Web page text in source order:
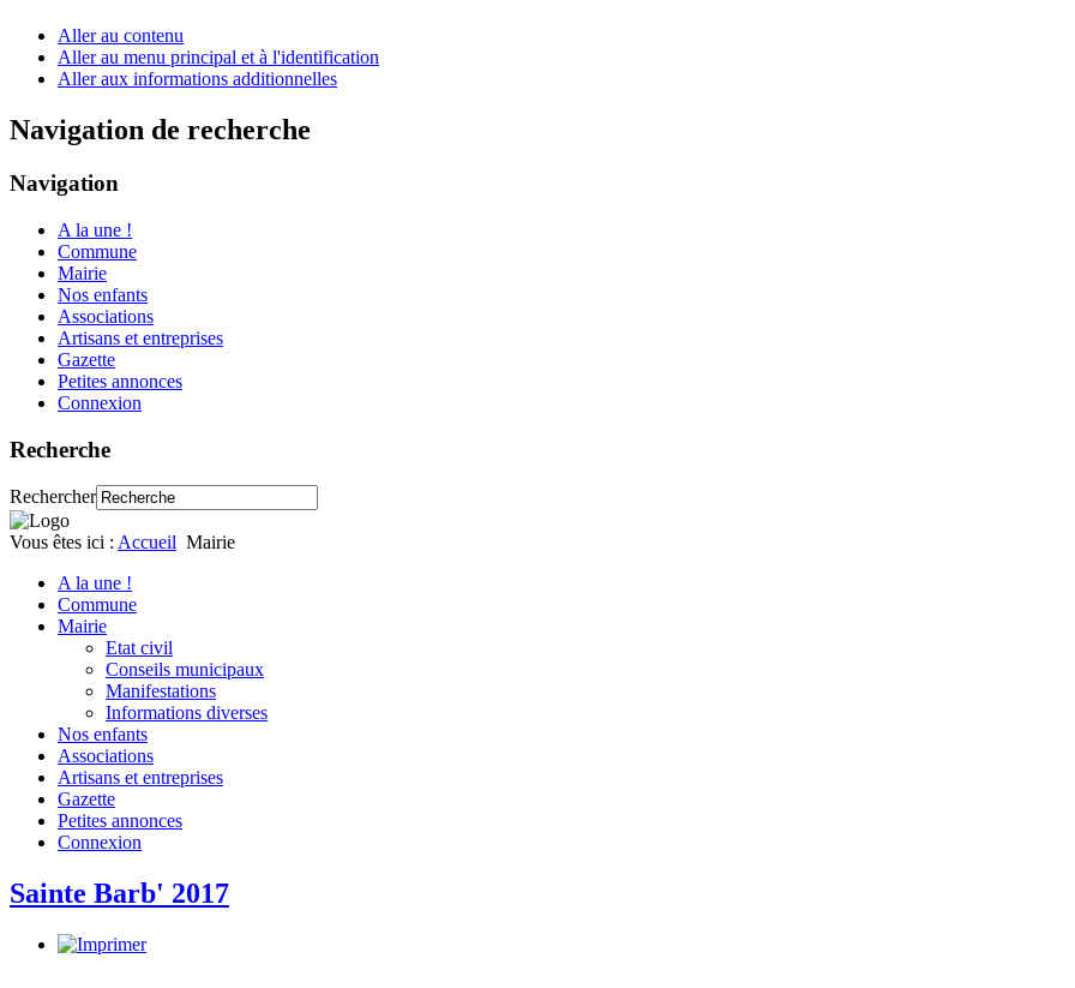
Aller au contenu
Aller au menu principal et à l'identification
Aller aux informations additionnelles
Navigation de recherche
Navigation
A la une !
Commune
Mairie
Nos enfants
Associations
Artisans et entreprises
Gazette
Petites annonces
Connexion
Recherche
Rechercher
Vous êtes ici : Accueil Mairie
A la une !
Commune
Mairie
Etat civil
Conseils municipaux
Manifestations
Informations diverses
Nos enfants
Associations
Artisans et entreprises
Gazette
Petites annonces
Connexion
Sainte Barb' 2017